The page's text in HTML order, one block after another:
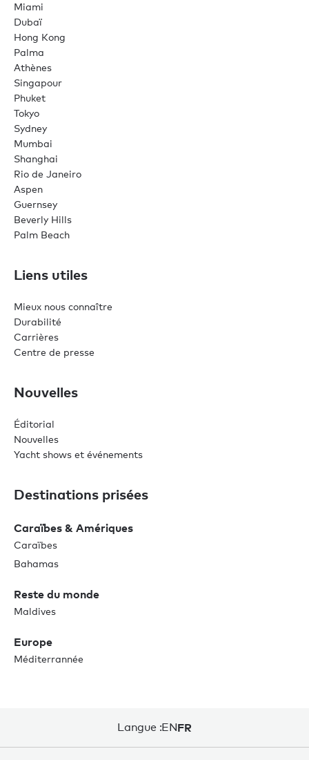
Miami
Dubaï
Hong Kong
Palma
Athènes
Singapour
Phuket
Tokyo
Sydney
Mumbai
Shanghai
Rio de Janeiro
Aspen
Guernsey
Beverly Hills
Palm Beach
Liens utiles
Mieux nous connaître
Durabilité
Carrières
Centre de presse
Nouvelles
Éditorial
Nouvelles
Yacht shows et événements
Destinations prisées
Caraïbes & Amériques
Caraïbes
Bahamas
Reste du monde
Maldives
Europe
Méditerrannée
Langue :ENFR